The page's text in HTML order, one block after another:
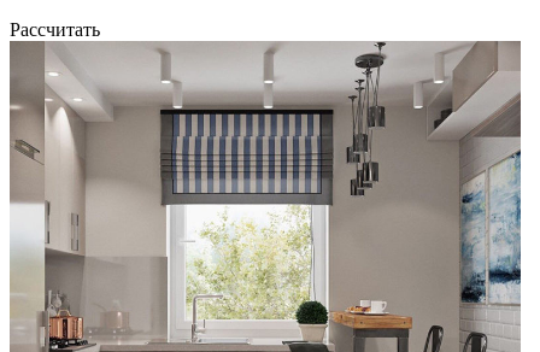
Рассчитать